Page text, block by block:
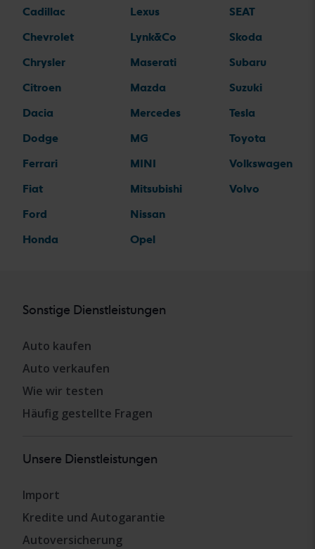
Cadillac
Chevrolet
Chrysler
Citroen
Dacia
Dodge
Ferrari
Fiat
Ford
Honda
Lexus
Lynk&Co
Maserati
Mazda
Mercedes
MG
MINI
Mitsubishi
Nissan
Opel
SEAT
Skoda
Subaru
Suzuki
Tesla
Toyota
Volkswagen
Volvo
Sonstige Dienstleistungen
Auto kaufen
Auto verkaufen
Wie wir testen
Häufig gestellte Fragen
Unsere Dienstleistungen
Import
Kredite und Autogarantie
Autoversicherung